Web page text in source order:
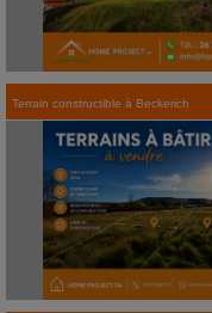
Terrain constructible à Beckerich